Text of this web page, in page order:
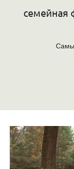
семейная